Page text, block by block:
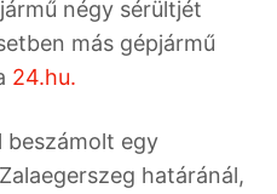
négy sérültjét
más gépjármű
24.hu.
beszámolt egy
határánál,